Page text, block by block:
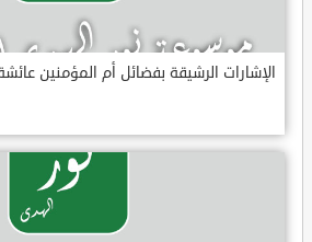
الإشارات الرشيقة بفضائل أم المؤمنين